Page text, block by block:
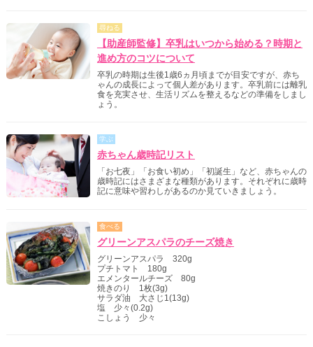
尋ねる
【助産師監修】卒乳はいつから始める？時期と
進め方のコツについて
卒乳の時期は生後1歳6ヵ月頃までが目安ですが、赤ち
ゃんの成長によって個人差があります。卒乳前には離乳
食を充実させ、生活リズムを整えるなどの準備をしまし
ょう。
学ぶ
赤ちゃん歳時記リスト
「お七夜」「お食い初め」「初誕生」など、赤ちゃんの
歳時記にはさまざまな種類があります。それぞれに歳時
記に意味や習わしがあるのか見ていきましょう。
食べる
グリーンアスパラのチーズ焼き
グリーンアスパラ 320g
プチトマト 180g
エメンタールチーズ 80g
焼きのり 1枚(3g)
サラダ油 大さじ1(13g)
塩 少々(0.2g)
こしょう 少々